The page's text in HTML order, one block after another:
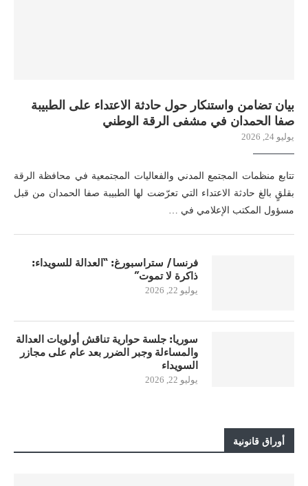
بيان تضامن واستنكار حول حادثة الاعتداء على الطبيبة
صفا الحمدان في مشفى الرقة الوطني
يوليو 24, 2026
تتابع منظمات المجتمع المدني والفعاليات المجتمعية في محافظة الرقة
بقلقٍ بالغ حادثة الاعتداء التي تعرّضت لها الطبيبة صفا الحمدان من قبل
مسؤول المكتب الإعلامي في …
فرنسا/ ستراسبورغ: “العدالة للسويداء:
ذاكرة لا تموت”
يوليو 22, 2026
سوريا: جلسة حوارية تناقش أولويات العدالة
والمساءلة وجبر الضرر بعد عام على مجازر
السويداء
يوليو 22, 2026
أوراق قانونية